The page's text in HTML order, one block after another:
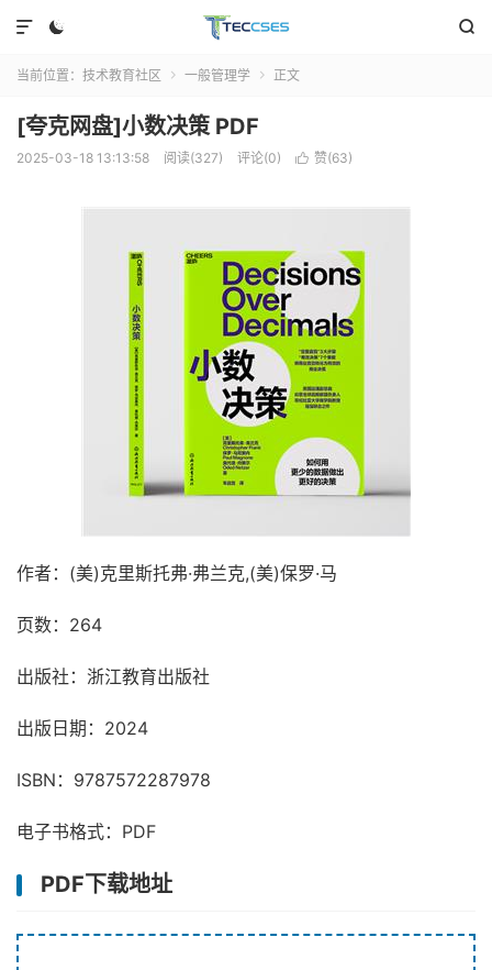
 

当前位置： 技术教育社区  一般管理学  正文
[夸克网盘]小数决策 PDF
2025-03-18 13:13:58 阅读(327) 评论(0)  赞(63)
作者：(美)克里斯托弗·弗兰克,(美)保罗·马
页数：264
出版社：浙江教育出版社
出版日期：2024
ISBN：9787572287978
电子书格式：PDF
PDF下载地址